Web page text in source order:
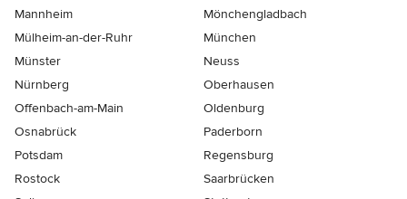
Mannheim
Mönchen­gladbach
Mülheim-an-der-Ruhr
München
Münster
Neuss
Nürnberg
Oberhausen
Offenbach-am-Main
Oldenburg
Osnabrück
Paderborn
Potsdam
Regensburg
Rostock
Saarbrücken